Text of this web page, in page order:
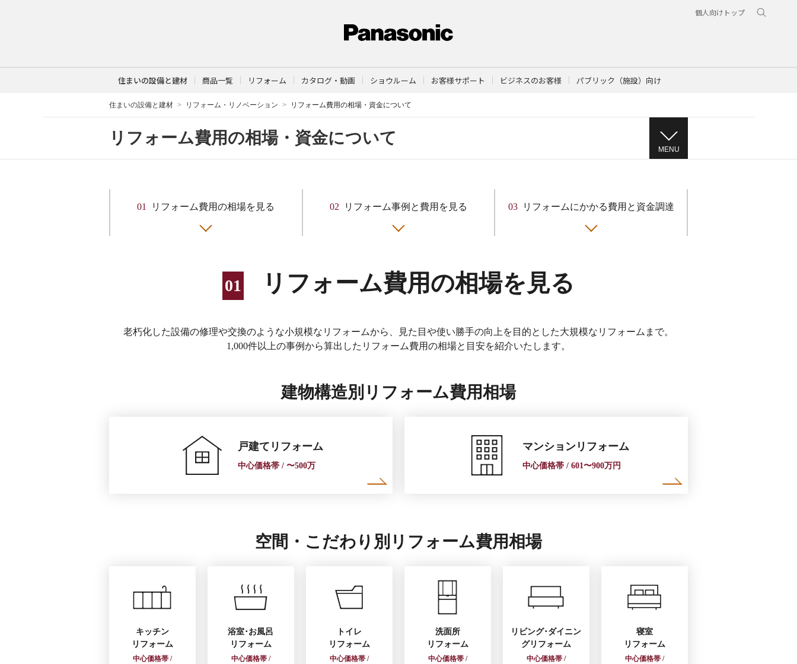
個人向けトップ
住まいの設備と建材 商品一覧 リフォーム カタログ・動画 ショウルーム お客様サポート ビジネスのお客様 パブリック（施設）向け
住まいの設備と建材 リフォーム・リノベーション リフォーム費用の相場・資金について
リフォーム費用の相場・資金について
MENU
01 リフォーム費用の相場を見る 02 リフォーム事例と費用を見る 03 リフォームにかかる費用と資金調達
リフォーム費用の相場を見る
老朽化した設備の修理や交換のような小規模なリフォームから、見た目や使い勝手の向上を目的とした大規模なリフォームまで。
1,000件以上の事例から算出したリフォーム費用の相場と目安を紹介いたします。
建物構造別リフォーム費用相場
戸建てリフォーム
中心価格帯 / 〜500万
マンションリフォーム
中心価格帯 / 601〜900万円
空間・こだわり別 リフォーム費用相場
キッチン
リフォーム
中心価格帯 /
浴室･お風呂
リフォーム
中心価格帯 /
トイレ
リフォーム
中心価格帯 /
洗面所
リフォーム
中心価格帯 /
リビング･ダイニン
グリフォーム
中心価格帯 /
寝室
リフォーム
中心価格帯 /